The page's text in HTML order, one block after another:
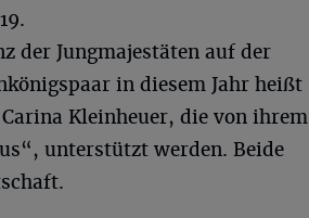
der Jungmajestäten auf der
in diesem Jahr heißt
Kleinheuer, die von ihrem
unterstützt werden. Beide